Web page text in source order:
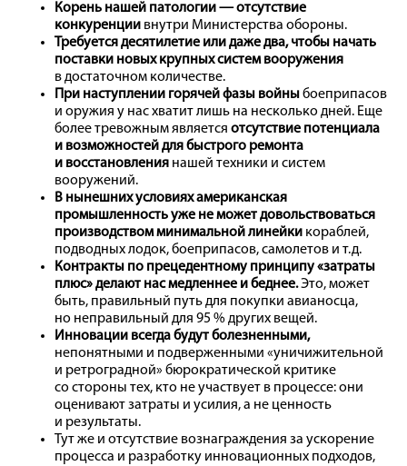
Корень нашей патологии — отсутствие
конкуренции внутри Министерства обороны.
Требуется десятилетие или даже два, чтобы начать
поставки новых крупных систем вооружения
в достаточном количестве.
При наступлении горячей фазы вой­ныбоеприпасов
и оружия у нас хватит лишь на несколько дней. Еще
более тревожным является отсутствие потенциала
и возможностей для быстрого ремонта
и восстановления нашей техники и систем
вооружений.
В нынешних условиях американская
промышленность уже не может довольствоваться
производством минимальной линейки кораблей,
подводных лодок, боеприпасов, самолетов и т. д.
Контракты по прецедентному принципу «затраты
плюс» делают нас медленнее и беднее.Это, может
быть, правильный путь для покупки авианосца,
но неправильный для 95 % других вещей.
Инновации всегда будут болезненными,
непонятными и подверженными «уничижительной
и ретроградной» бюрократической критике
со стороны тех, кто не участвует в процессе: они
оценивают затраты и усилия, а не ценность
и результаты.
Тут же и отсутствие вознаграждения за ускорение
процесса и разработку инновационных подходов,